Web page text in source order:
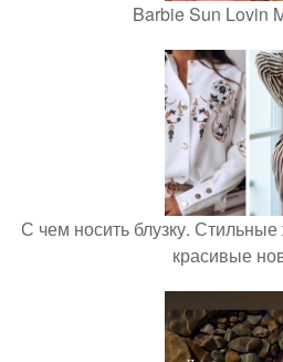
Barbie Sun Lovin
С чем носить блузку.
красивые